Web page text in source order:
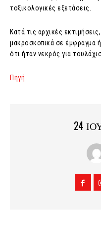
τοξικολογικές εξετάσεις.
Κατά τις αρχικές
μακροσκοπικά σε έμφραγμα
ότι ήταν νεκρός για
Πηγή
24